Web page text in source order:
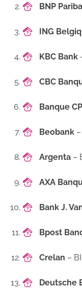
BNP
ING
KBC Bank
CBC
Banque
Beobank–
Argenta–
AXA
Bank J.
Bpost
Crelan –
Deutsche